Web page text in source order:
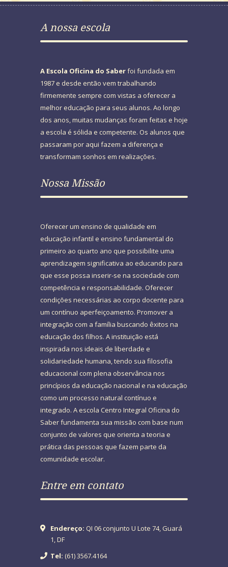
A nossa escola
A Escola Oficina do Saberfoi fundada em
1987 e desde então vem trabalhando
firmemente sempre com vistas a oferecer a
melhor educação para seus alunos. Ao longo
dos anos, muitas mudanças foram feitas e hoje
a escola é sólida e competente. Os alunos que
passaram por aqui fazem a diferença e
transformam sonhos em realizações.
Nossa Missão
Oferecer um ensino de qualidade em
educação infantil e ensino fundamental do
primeiro ao quarto ano que possibilite uma
aprendizagem significativa ao educando para
que esse possa inserir-se na sociedade com
competência e responsabilidade. Oferecer
condições necessárias ao corpo docente para
um contínuo aperfeiçoamento. Promover a
integração com a família buscando êxitos na
educação dos filhos. A instituição está
inspirada nos ideais de liberdade e
solidariedade humana, tendo sua filosofia
educacional com plena observância nos
princípios da educação nacional e na educação
como um processo natural contínuo e
integrado. A escola Centro Integral Oficina do
Saber fundamenta sua missão com base num
conjunto de valores que orienta a teoria e
prática das pessoas que fazem parte da
comunidade escolar.
Entre em contato
Endereço: QI 06 conjunto U Lote 74, Guará
1, DF
Tel: (61) 3567.4164